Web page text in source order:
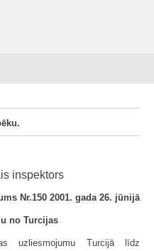
inspektors
Nr.150 2001. gada 26. jūnijā
no Turcijas
uzliesmojumu Turcijā līdz